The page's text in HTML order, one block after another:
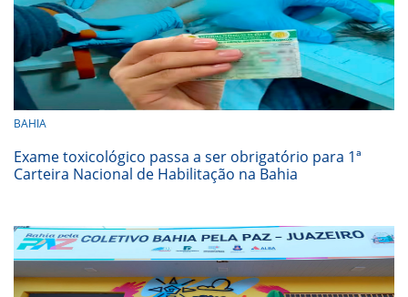
BAHIA
Exame toxicológico passa a ser obrigatório para 1ª
Carteira Nacional de Habilitação na Bahia